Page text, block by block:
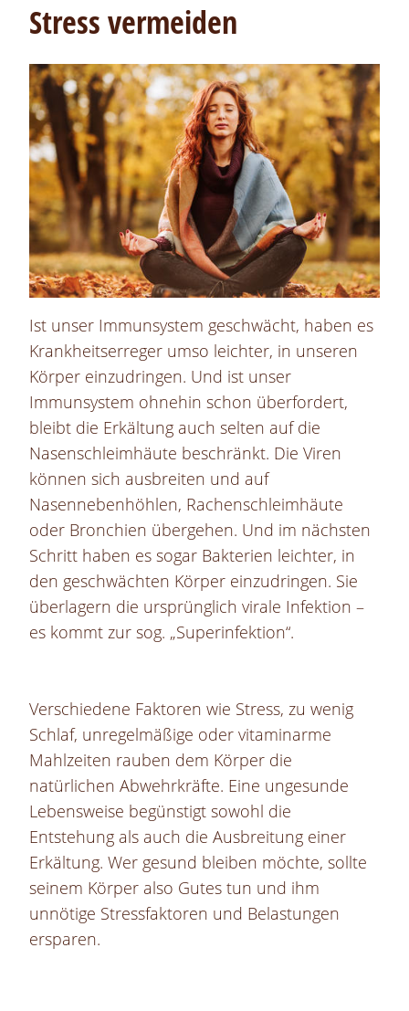
Stress vermeiden
Ist unser Immunsystem geschwächt, haben es
Krankheitserreger umso leichter, in unseren
Körper einzudringen. Und ist unser
Immunsystem ohnehin schon überfordert,
bleibt die Erkältung auch selten auf die
Nasenschleimhäute beschränkt. Die Viren
können sich ausbreiten und auf
Nasennebenhöhlen, Rachenschleimhäute
oder Bronchien übergehen. Und im nächsten
Schritt haben es sogar Bakterien leichter, in
den geschwächten Körper einzudringen. Sie
überlagern die ursprünglich virale Infektion –
es kommt zur sog. „Superinfektion“.
Verschiedene Faktoren wie Stress, zu wenig
Schlaf, unregelmäßige oder vitaminarme
Mahlzeiten rauben dem Körper die
natürlichen Abwehrkräfte. Eine ungesunde
Lebensweise begünstigt sowohl die
Entstehung als auch die Ausbreitung einer
Erkältung. Wer gesund bleiben möchte, sollte
seinem Körper also Gutes tun und ihm
unnötige Stressfaktoren und Belastungen
ersparen.